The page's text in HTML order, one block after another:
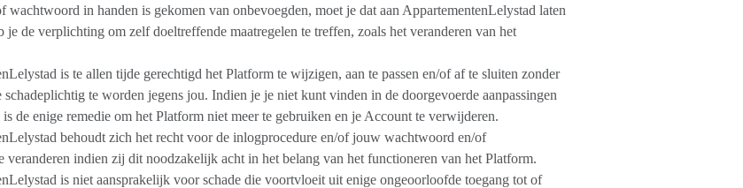
wachtwoord in handen is gekomen van onbevoegden, moet je dat aan AppartementenLelystad laten
je de verplichting om zelf doeltreffende maatregelen te treffen, zoals het veranderen van het
is te allen tijde gerechtigd het Platform te wijzigen, aan te passen en/of af te sluiten zonder
te worden jegens jou. Indien je je niet kunt vinden in de doorgevoerde aanpassingen
de enige remedie om het Platform niet meer te gebruiken en je Account te verwijderen.
behoudt zich het recht voor de inlogprocedure en/of jouw wachtwoord en/of
veranderen indien zij dit noodzakelijk acht in het belang van het functioneren van het Platform.
is niet aansprakelijk voor schade die voortvloeit uit enige ongeoorloofde toegang tot of